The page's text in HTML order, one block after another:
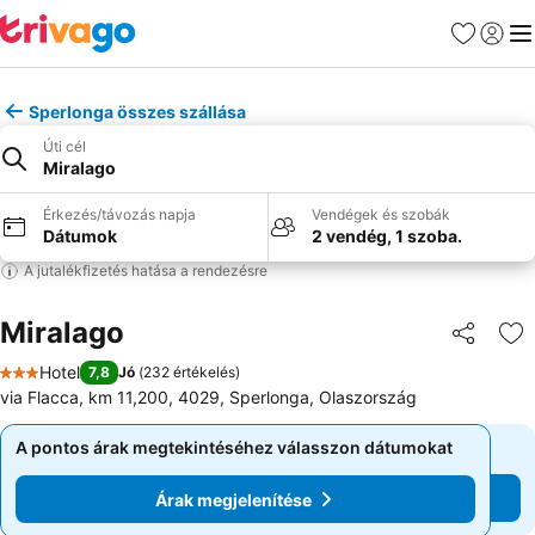
Kedvencek
Sperlonga összes szállása
Úti cél
Miralago
Érkezés/távozás napja
Dátumok
Vendégek és szobák
2 vendég, 1 szoba.
A jutalékfizetés hatása a rendezésre
Miralago
3 Kategória
Hotel 7,8 Jó (232 értékelés)
via Flacca, km 11,200, 4029, Sperlonga, Olaszország
A pontos árak megtekintéséhez válasszon dátumokat
Árak megjelenítése
A pontos árak megtekintéséhez válasszon dátumokat
Árak megjelenítése